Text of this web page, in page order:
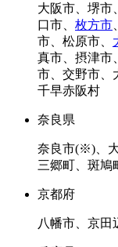
大阪市、堺市
口市、 枚方市
市、松原市、
真市、摂津市
市、交野市、
千早赤阪村
奈良県
奈良市(※)、
三郷町、斑鳩
京都府
八幡市、京田